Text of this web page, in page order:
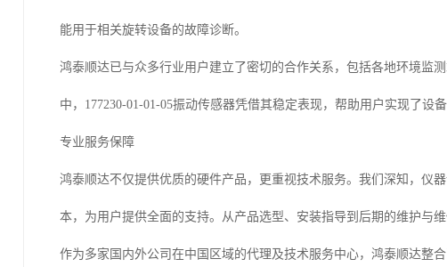
能用于相关旋转设备的故障诊断。
鸿泰顺达已与众多行业用户建立了密切的合作关系，包括各地环境监
中，177230-01-01-05振动传感器凭借其稳定表现，帮助用户实现了设
专业服务保障
鸿泰顺达不仅提供优质的硬件产品，更重视技术服务。我们深知，仪
本，为用户提供全面的支持。从产品选型、安装指导到后期的维护与
作为多家国内外公司在中国区域的代理及技术服务中心，鸿泰顺达整